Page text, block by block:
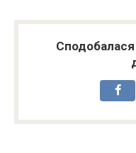
Сподобалася